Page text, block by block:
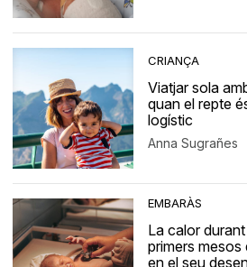
CRIANÇA
Viatjar sola
quan el repte
logístic
Anna Sugrañes
EMBARÀS
La calor durant
primers
en el seu